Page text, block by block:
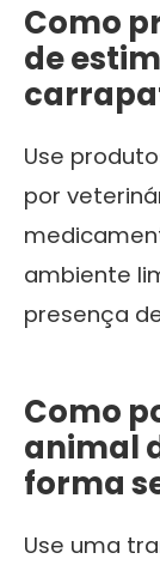
Como
de
Use
por
ambiente
presença
Como
animal
forma
Use uma